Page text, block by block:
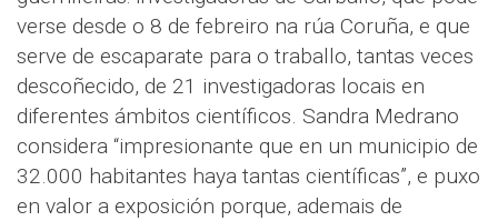
verse desde o 8 de febreiro na rúa Coruña, e que
serve de escaparate para o traballo, tantas veces
descoñecido, de 21 investigadoras locais en
diferentes ámbitos científicos. Sandra Medrano
considera “impresionante que en un municipio de
32.000 habitantes haya tantas científicas”, e puxo
en valor a exposición porque, ademais de